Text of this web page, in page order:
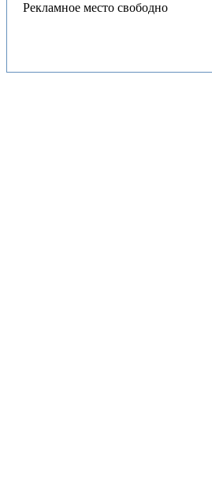
Рекламное место свободно